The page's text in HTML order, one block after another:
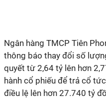
Ngân hàng TMCP Tiên
thông báo thay đổi số
quyết từ 2,64 tỷ lên hơn
hành cổ phiếu để trả cổ
điều lệ lên hơn 27.740 tỷ